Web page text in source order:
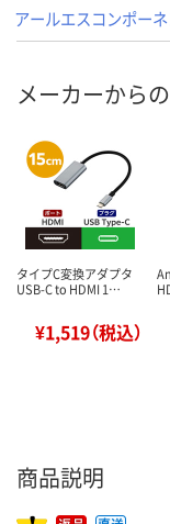
アールエスコンポー
メーカーから
タイプC変換アダプタ
USB-C to HDMI 1…
¥1,519（税込）
商品説明